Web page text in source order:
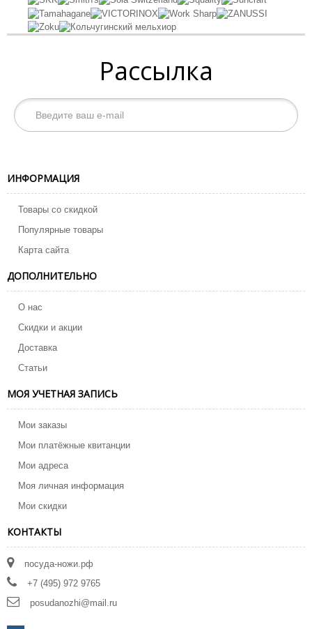
Рассылка
ИНФОРМАЦИЯ
Товары со скидкой
Популярные товары
Карта сайта
ДОПОЛНИТЕЛЬНО
О нас
Скидки и акции
Доставка
Статьи
МОЯ УЧЕТНАЯ ЗАПИСЬ
Мои заказы
Мои платёжные квитанции
Мои адреса
Моя личная информация
Мои скидки
КОНТАКТЫ
посуда-ножи.рф
+7 (495) 972 9765
posudanozhi@mail.ru